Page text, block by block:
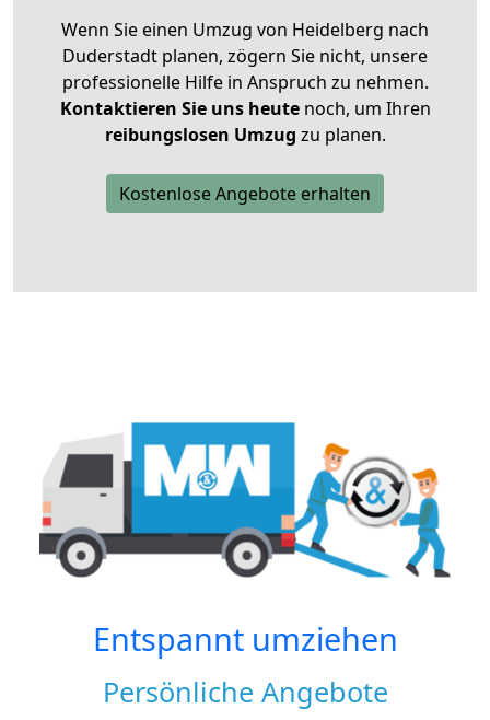
Wenn Sie einen Umzug von Heidelberg nach
Duderstadt planen, zögern Sie nicht, unsere
professionelle Hilfe in Anspruch zu nehmen.
Kontaktieren Sie uns heutenoch, um Ihren
reibungslosen Umzug zu planen.
Kostenlose Angebote erhalten
Entspannt umziehen
Persönliche Angebote